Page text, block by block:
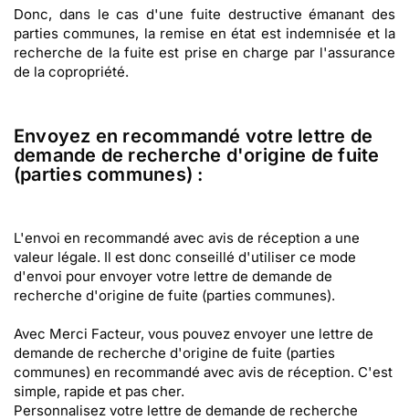
Donc, dans le cas d'une fuite destructive émanant des
parties communes, la remise en état est indemnisée et la
recherche de la fuite est prise en charge par l'assurance
de la copropriété.
Envoyez en recommandé votre lettre de
demande de recherche d'origine de fuite
(parties communes) :
L'envoi en recommandé avec avis de réception a une
valeur légale. Il est donc conseillé d'utiliser ce mode
d'envoi pour envoyer votre lettre de demande de
recherche d'origine de fuite (parties communes).
Avec Merci Facteur, vous pouvez envoyer une lettre de
demande de recherche d'origine de fuite (parties
communes) en recommandé avec avis de réception. C'est
simple, rapide et pas cher.
Personnalisez votre lettre de demande de recherche